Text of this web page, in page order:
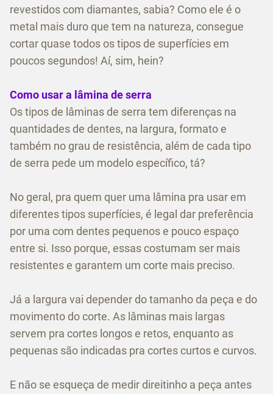
revestidos com diamantes, sabia? Como ele é o
metal mais duro que tem na natureza, consegue
cortar quase todos os tipos de superfícies em
poucos segundos! Aí, sim, hein?
Como usar a lâmina de serra
Os tipos de lâminas de serra tem diferenças na
quantidades de dentes, na largura, formato e
também no grau de resistência, além de cada tipo
de serra pede um modelo específico, tá?
No geral, pra quem quer uma lâmina pra usar em
diferentes tipos superfícies, é legal dar preferência
por uma com dentes pequenos e pouco espaço
entre si. Isso porque, essas costumam ser mais
resistentes e garantem um corte mais preciso.
Já a largura vai depender do tamanho da peça e do
movimento do corte. As lâminas mais largas
servem pra cortes longos e retos, enquanto as
pequenas são indicadas pra cortes curtos e curvos.
E não se esqueça de medir direitinho a peça antes